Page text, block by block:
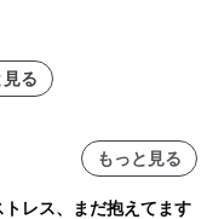
る
もっと見る
トレス、まだ抱えてます